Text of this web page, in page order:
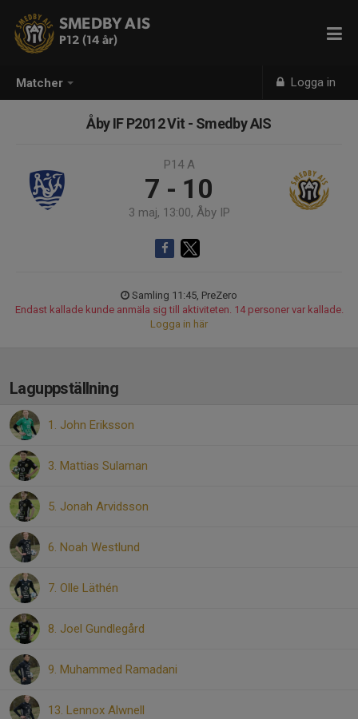
Matcher Logga in
SMEDBY AIS
P12 (14 år)
Åby IF P2012 Vit - Smedby AIS
P14 A
7 - 10
3 maj, 13:00, Åby IP
Samling 11:45, PreZero
Endast kallade kunde anmäla sig till aktiviteten. 14 personer var kallade.
Logga in här
Laguppställning
1. John Eriksson
3. Mattias Sulaman
5. Jonah Arvidsson
6. Noah Westlund
7. Olle Läthén
8. Joel Gundlegård
9. Muhammed Ramadani
13. Lennox Alwnell